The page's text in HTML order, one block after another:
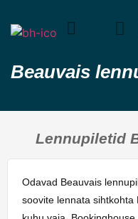
Beauvais
Lennupiletid
Odavad Beauvais
soovite lennata sihtkohta